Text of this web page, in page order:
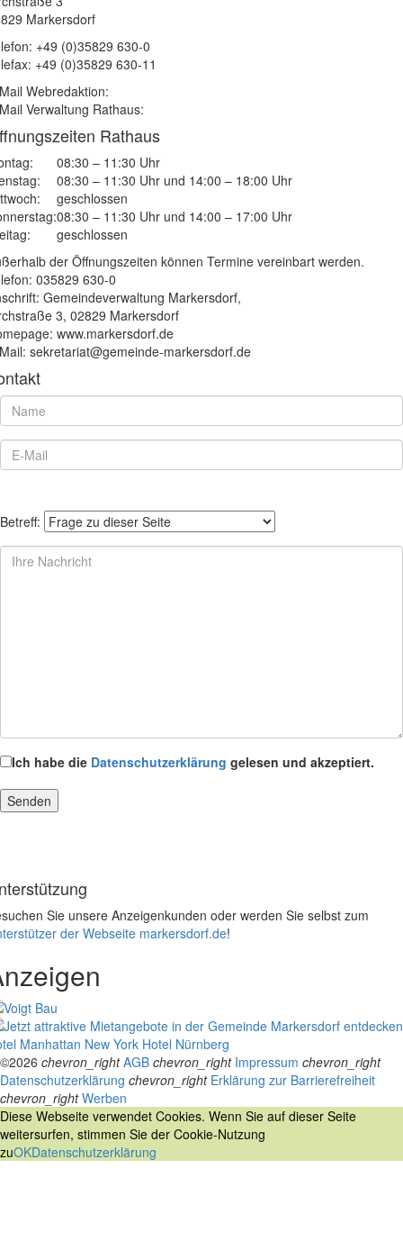
Markersdorf
+49 (0)35829 630-0
+49 (0)35829 630-11
Webredaktion:
Verwaltung Rathaus:
Rathaus
08:30 – 11:30 Uhr
08:30 – 11:30 Uhr und 14:00 – 18:00 Uhr
geschlossen
08:30 – 11:30 Uhr und 14:00 – 17:00 Uhr
geschlossen
der Öffnungszeiten können Termine vereinbart werden.
035829 630-0
Gemeindeverwaltung Markersdorf,
3, 02829 Markersdorf
www.markersdorf.de
sekretariat@gemeinde-markersdorf.de
Betreff:
Ich habe die Datenschutzerklärung gelesen und akzeptiert.
Sie unsere Anzeigenkunden oder werden Sie selbst zum
der Webseite markersdorf.de!
Manhattan New York Hotel Nürnberg
©2026 chevron_right AGB chevron_right Impressum chevron_right
Datenschutzerklärung chevron_right Erklärung zur Barrierefreiheit
chevron_right Werben
Diese Webseite verwendet Cookies. Wenn Sie auf dieser Seite
weitersurfen, stimmen Sie der Cookie-Nutzung
zuOKDatenschutzerklärung